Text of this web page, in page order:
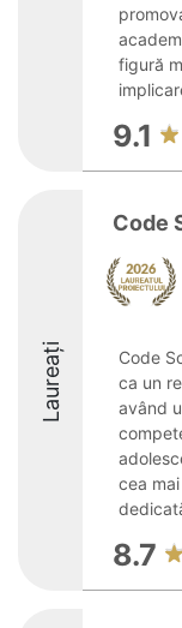
figură
9.1
Laureați
Code
Code
ca un
având
cea
8.7